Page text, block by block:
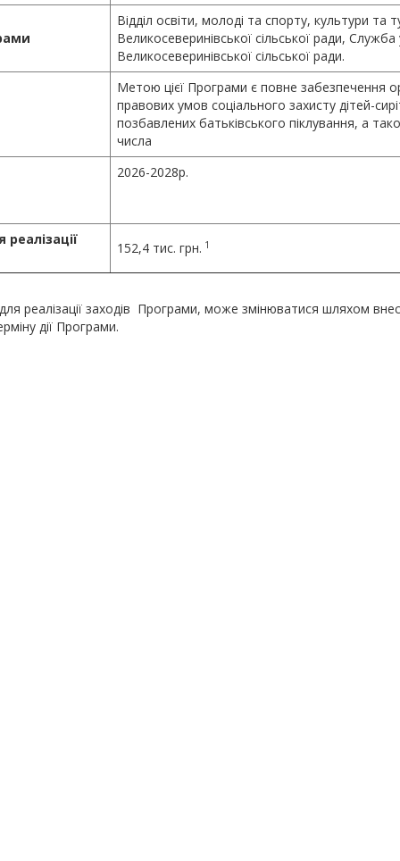
Відділ освіти, молоді та спорту, культури та
Великосеверинівської сільської ради, Служба
Великосеверинівської сільської ради.
Метою цієї Програми є повне забезпечення
правових умов соціального захисту дітей-
позбавлених батьківського піклування, а
числа
2026-2028р.
152,4 тис. грн. 1
реалізації заходів Програми, може змінюватися шляхом
дії Програми.